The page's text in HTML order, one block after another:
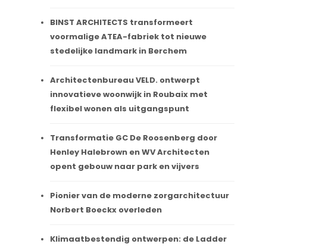
BINST ARCHITECTS transformeert
voormalige ATEA-fabriek tot nieuwe
stedelijke landmark in Berchem
Architectenbureau VELD. ontwerpt
innovatieve woonwijk in Roubaix met
flexibel wonen als uitgangspunt
Transformatie GC De Roosenberg door
Henley Halebrown en WV Architecten
opent gebouw naar park en vijvers
Pionier van de moderne zorgarchitectuur
Norbert Boeckx overleden
Klimaatbestendig ontwerpen: de Ladder